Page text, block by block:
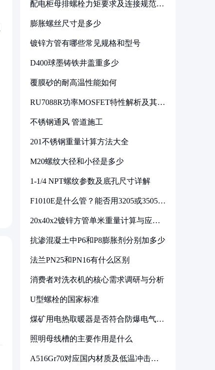
配电柜母排螺栓力矩要求及连接规范详
膨胀螺丝尺寸是多少
镀锌方管有哪些常见规格和型号
D400球墨铸铁井盖重多少
覆膜砂的耐高温性能如何
RU7088R功率MOSFET特性解析及其在
不锈钢通风 管道施工
201不锈钢重量计算方法大全
M20螺纹大径和小径是多少
1-1/4 NPT螺纹参数及底孔尺寸详解
F1010E是什么管？能否用3205或3505代
20x40x2镀锌方管单米重量计算与应用
抗渗混凝土中P6和P8膨胀剂分别加多少
法兰PN25和PN16有什么区别
消费者对洗衣机的核心需求调研与分析
U型螺栓的国家标准
煤矿用电热取暖器是否符合防爆电气设
照明母线槽的主要作用是什么
A516Gr70对应国内材质及低温冲击要